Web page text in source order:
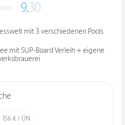
9.30
mit 3 verschiedenen Pools
mit SUP-Board Verleih + eigene
156 € / ÜN